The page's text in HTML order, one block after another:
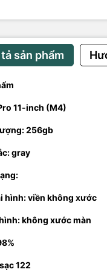
sản phẩm
11-inch (M4)
256gb
gray
hình: viền không xước
không xước màn
122